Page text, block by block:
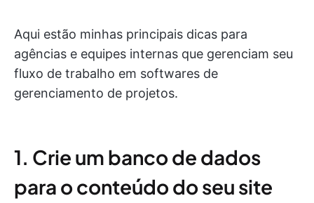
Aqui estão minhas principais dicas para
agências e equipes internas que gerenciam seu
fluxo de trabalho em softwares de
gerenciamento de projetos.
1. Crie um banco de dados
para o conteúdo do seu site